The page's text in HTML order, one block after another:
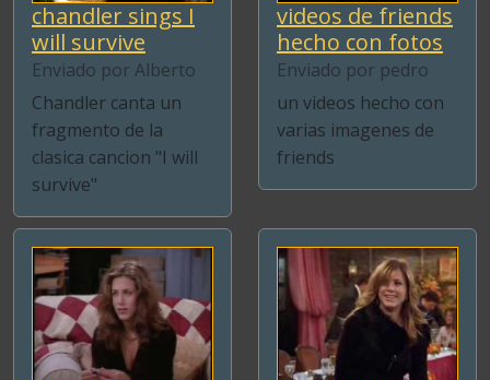
chandler sings I
will survive
Enviado por Alberto
Chandler canta un
fragmento de la
clasica cancion "I will
survive"
videos de friends
hecho con fotos
Enviado por pedro
un videos hecho con
varias imagenes de
friends